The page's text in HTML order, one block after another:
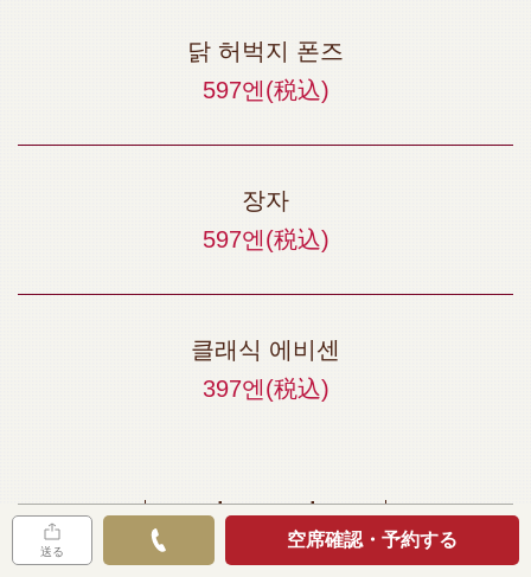
닭 허벅지 폰즈
597엔 (税込)
장자
597엔 (税込)
클래식 에비센
397엔 (税込)
━━╋ 쌀 것 ╋━━
送る
空席確認・予約する